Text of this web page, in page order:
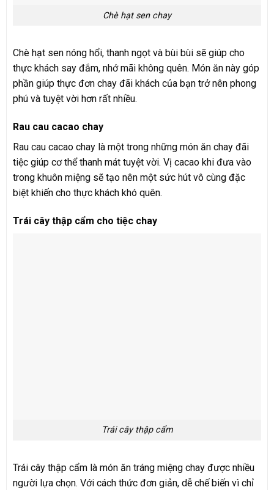
Chè hạt sen chay
Chè hạt sen nóng hổi, thanh ngọt và bùi bùi sẽ giúp cho
thực khách say đắm, nhớ mãi không quên. Món ăn này góp
phần giúp thực đơn chay đãi khách của bạn trở nên phong
phú và tuyệt vời hơn rất nhiều.
Rau cau cacao chay
Rau cau cacao chay là một trong những món ăn chay đãi
tiệc giúp cơ thể thanh mát tuyệt vời. Vị cacao khi đưa vào
trong khuôn miệng sẽ tạo nên một sức hút vô cùng đặc
biệt khiến cho thực khách khó quên.
Trái cây thập cẩm cho tiệc chay
Trái cây thập cẩm
Trái cây thập cẩm là món ăn tráng miệng chay được nhiều
người lựa chọn. Với cách thức đơn giản, dễ chế biến vì chỉ